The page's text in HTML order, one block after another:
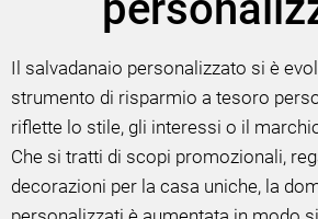
Il salvadanaio personalizzato si è
strumento di risparmio a tesoro
riflette lo stile, gli interessi o il
Che si tratti di scopi promozionali,
decorazioni per la casa uniche, la